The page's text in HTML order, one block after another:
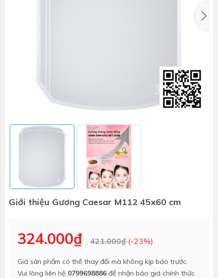
Giới thiệu Gương Caesar M112 45x60 cm
324.000₫ 421.000₫(-23%)
Giá sản phẩm có thể thay đổi mà không kịp báo trước.
Vui lòng liên hệ 0799698886 để nhận báo giá chính thức